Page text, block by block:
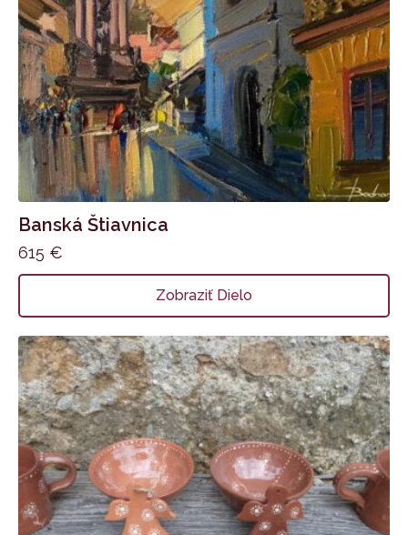
Banská Štiavnica
615 €
Zobraziť Dielo